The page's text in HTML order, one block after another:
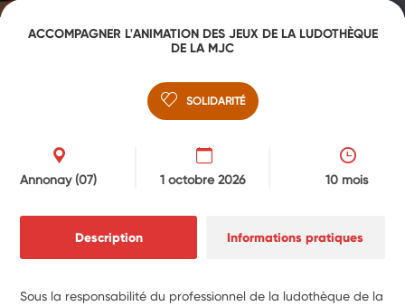
ACCOMPAGNER L'ANIMATION DES JEUX DE LA LUDOTHÈQUE
DE LA MJC
SOLIDARITÉ
Annonay(07) 1 octobre 2026 10 mois
Description Informations pratiques
Sous la responsabilité du professionnel de la ludothèque de la